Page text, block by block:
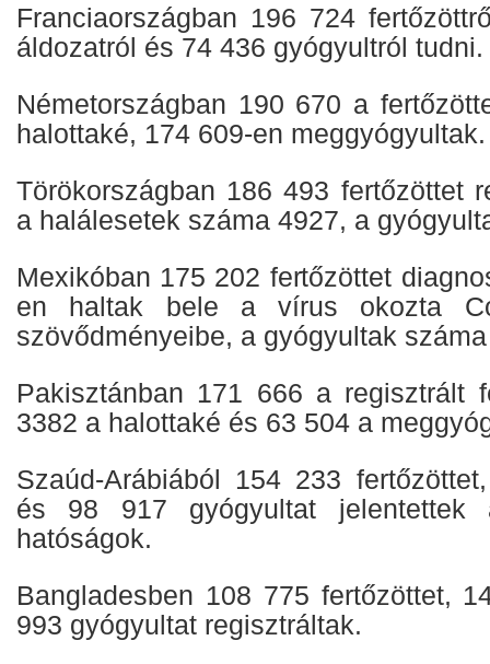
Franciaországban 196 724
áldozatról és 74 436 gyógyultról tudni.
Németországban 190 670 a
halottaké, 174 609-en meggyógyultak.
Törökországban 186 493 fertőzöttet
a halálesetek száma 4927, a
Mexikóban 175 202 fertőzöttet
en haltak bele a vírus okozta
szövődményeibe, a gyógyultak
Pakisztánban 171 666 a regisztrált
3382 a halottaké és 63 504 a
Szaúd-Arábiából 154 233
és 98 917 gyógyultat jelentettek
hatóságok.
Bangladesben 108 775 fertőzöttet,
993 gyógyultat regisztráltak.